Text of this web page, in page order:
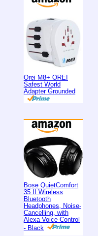
Orei M8+ OREI
Safest World
Adapter Grounded
Bose QuietComfort
35 II Wireless
Bluetooth
Headphones, Noise-
Cancelling, with
Alexa Voice Control
- Black